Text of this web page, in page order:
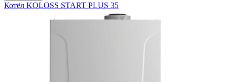
Котёл KOLOSS START PLUS 35